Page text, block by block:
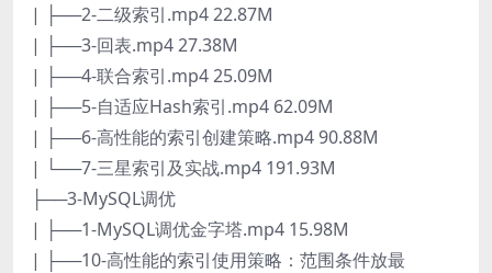
| ├──2-二级索引.mp4 22.87M
| ├──3-回表.mp4 27.38M
| ├──4-联合索引.mp4 25.09M
| ├──5-自适应Hash索引.mp4 62.09M
| ├──6-高性能的索引创建策略.mp4 90.88M
| └──7-三星索引及实战.mp4 191.93M
├──3-MySQL调优
| ├──1-MySQL调优金字塔.mp4 15.98M
| ├──10-高性能的索引使用策略：范围条件放最